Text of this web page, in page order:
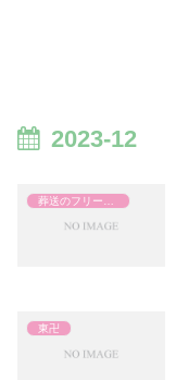
2023-12
東卍